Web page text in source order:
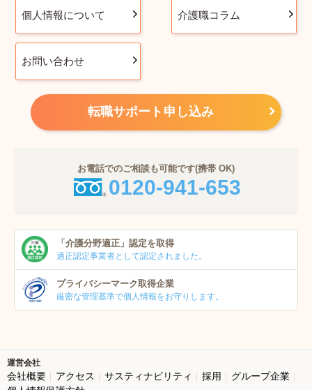
個人情報について 介護職コラム
お問い合わせ
転職サポート申し込み
お電話でのご相談も可能です(携帯 OK)
0120-941-653
「介護分野適正」 認定を取得
適正認定事業者として認定されました。
プライバシーマーク取得企業
厳密な管理基準で個人情報をお守りします。
運営会社
会社概要 アクセス サスティナビリティ 採用
グループ企業